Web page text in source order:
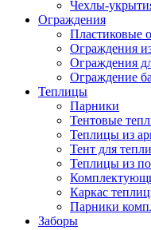
Чехлы-
Ограждения
Пластиковые
Ограждения
Ограждения
Ограждение
Теплицы
Парники
Тентовые
Теплицы из
Тент для
Теплицы из
Каркас
Парники
Заборы